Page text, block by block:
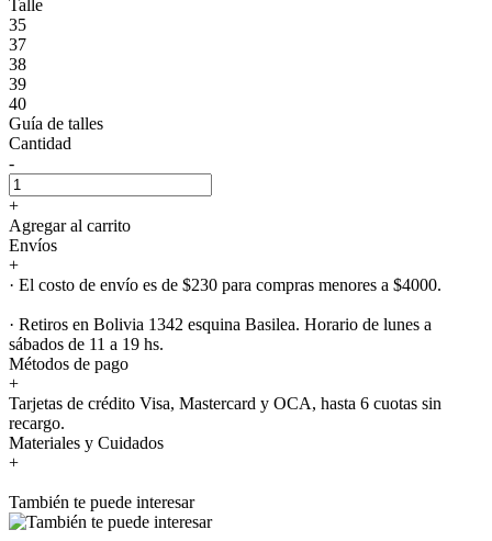
Talle
35
37
38
39
40
Guía de talles
Cantidad
-
+
Agregar al carrito
Envíos
+
· El costo de envío es de $230 para compras menores a $4000.
· Retiros en Bolivia 1342 esquina Basilea. Horario de lunes a
sábados de 11 a 19 hs.
Métodos de pago
+
Tarjetas de crédito Visa, Mastercard y OCA, hasta 6 cuotas sin
recargo.
Materiales y Cuidados
+
También te puede interesar